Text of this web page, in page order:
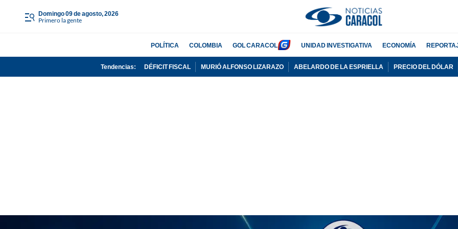
domingo 09 de agosto, 2026
Primero la gente
POLÍTICA COLOMBIA GOL CARACOL UNIDAD INVESTIGATIVA ECONOMÍA
Tendencias: DÉFICIT FISCAL MURIÓ ALFONSO LIZARAZO ABELARDO DE LA ESPRIELLA PRECIO DEL DÓLAR